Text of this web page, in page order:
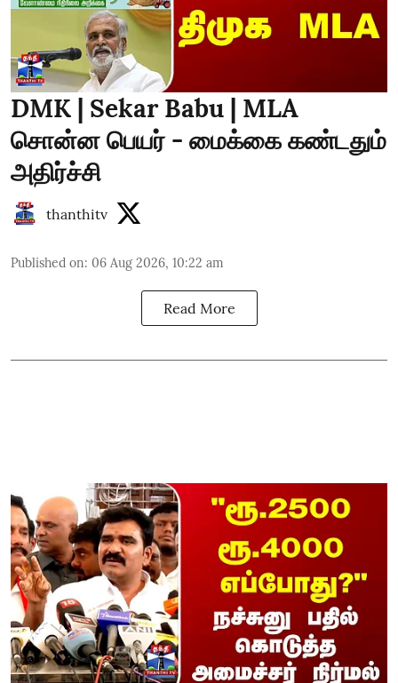
DMK | Sekar Babu | MLA
சொன்ன பெயர் - மைக்கை கண்டதும்
அதிர்ச்சி
thanthitv
Published on: 06 Aug 2026, 10:22 am
Read More